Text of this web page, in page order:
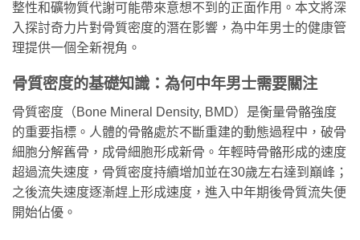
整性和礦物質代謝可能帶來意想不到的正面作用。本文將深
入探討奇力片對骨質密度的潛在影響，為中年男士的健康管
理提供一個全新視角。
骨質密度的基礎知識：為何中年男士需要關注
骨質密度（Bone Mineral Density, BMD）是衡量骨骼強度
的重要指標。人體的骨骼處於不斷重建的動態過程中，破骨
細胞分解舊骨，成骨細胞形成新骨。年輕時骨骼形成的速度
超過流失速度，骨質密度持續增加並在30歲左右達到巔峰；
之後流失速度逐漸趕上形成速度，進入中年期後骨質流失便
開始佔優。